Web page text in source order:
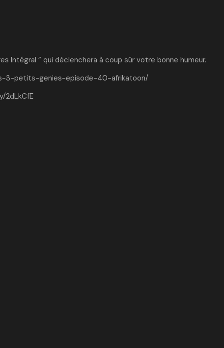
Intégral ” qui déclenchera à coup sûr votre bonne humeur.
3-petits-genies-episode-40-afrikatoon/
2dLkCfE